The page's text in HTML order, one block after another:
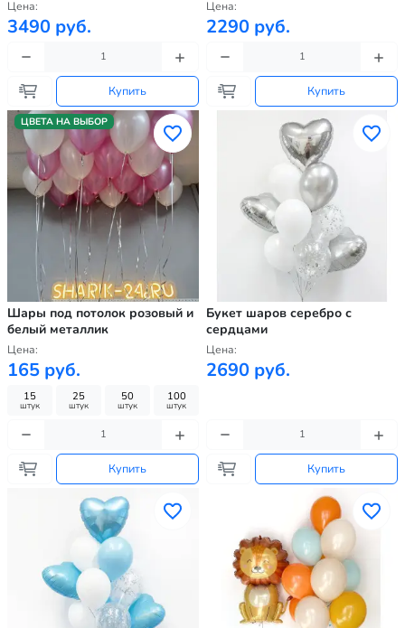
Цена:
3490 руб.
Купить
Цена:
2290 руб.
Купить
ЦВЕТА НА ВЫБОР
Шары под потолок розовый и
белый металлик
Цена:
165 руб.
15
штук
25
штук
50
штук
100
штук
Купить
Букет шаров серебро с
сердцами
Цена:
2690 руб.
Купить